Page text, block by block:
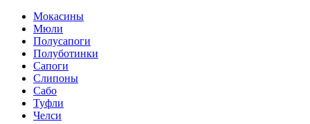
Мокасины
Мюли
Полусапоги
Полуботинки
Сапоги
Слипоны
Сабо
Туфли
Челси